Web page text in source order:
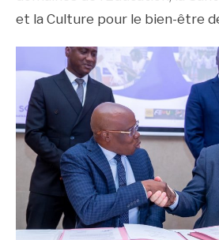
et la Culture pour le bien-être